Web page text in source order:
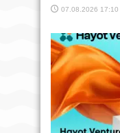
07.08.2026 17:10